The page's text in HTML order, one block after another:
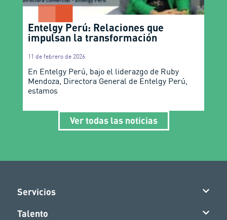
Entelgy Perú: Relaciones que
impulsan la transformación
11 de febrero de 2026
En Entelgy Perú, bajo el liderazgo de Ruby
Mendoza, Directora General de Entelgy Perú,
estamos
Ver todas las noticias
Servicios
Talento